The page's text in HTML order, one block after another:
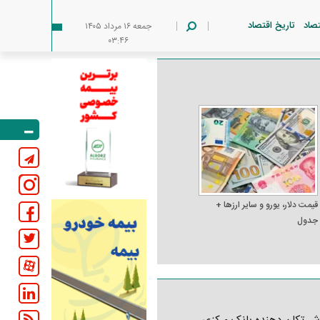
تاریخ اقتصاد
جمعه ۱۶ مرداد ۱۴۰۵
۰۳:۴۶
قیمت دلار، یورو و سایر ارز‌ها +
جدول